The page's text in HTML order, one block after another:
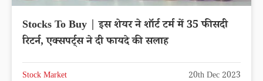
Stocks To Buy | इस शेयर ने शॉर्ट टर्म में 35 फीसदी
रिटर्न, एक्सपर्ट्स ने दी फायदे की सलाह
Stock Market 20th Dec 2023